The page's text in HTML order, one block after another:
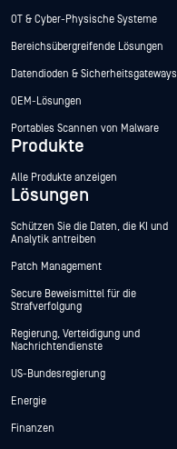
OT & Cyber-Physische Systeme
Bereichsübergreifende Lösungen
Datendioden & Sicherheitsgateways
OEM-Lösungen
Portables Scannen von Malware
Produkte
Alle Produkte anzeigen
Lösungen
Schützen Sie die Daten, die KI und
Analytik antreiben
Patch Management
Secure Beweismittel für die
Strafverfolgung
Regierung, Verteidigung und
Nachrichtendienste
US-Bundesregierung
Energie
Finanzen